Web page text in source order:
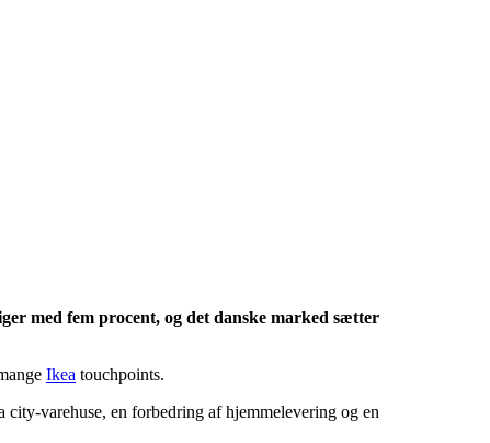
med fem procent, og det danske marked sætter
Ikea touchpoints.
varehuse, en forbedring af hjemmelevering og en